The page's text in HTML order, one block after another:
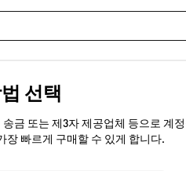
선택
금 또는 제3자 제공업체 등으로 계
장 빠르게 구매할 수 있게 합니다.